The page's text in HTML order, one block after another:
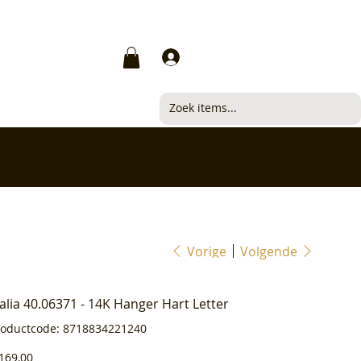
Vorige Volgende
40.06371 - 14K Hanger Hart Letter
Productcode
8718834221240
8718834221240